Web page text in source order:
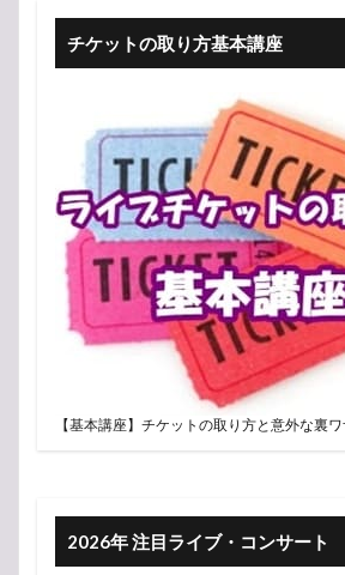
チケットの取り方基本講座
【基本講座】チケットの取り方と意外な裏
2026年 注目ライブ・コンサート